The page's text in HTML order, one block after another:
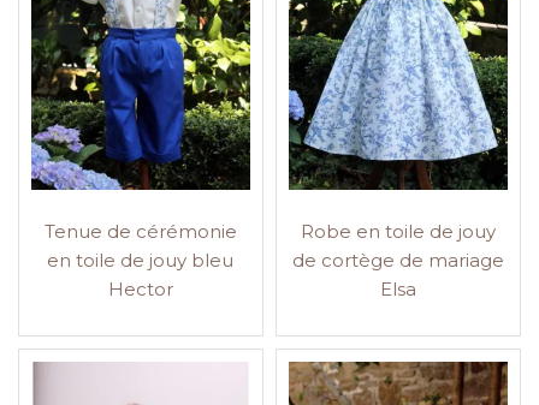
Tenue de cérémonie
en toile de jouy bleu
Hector
Robe en toile de jouy
de cortège de mariage
Elsa